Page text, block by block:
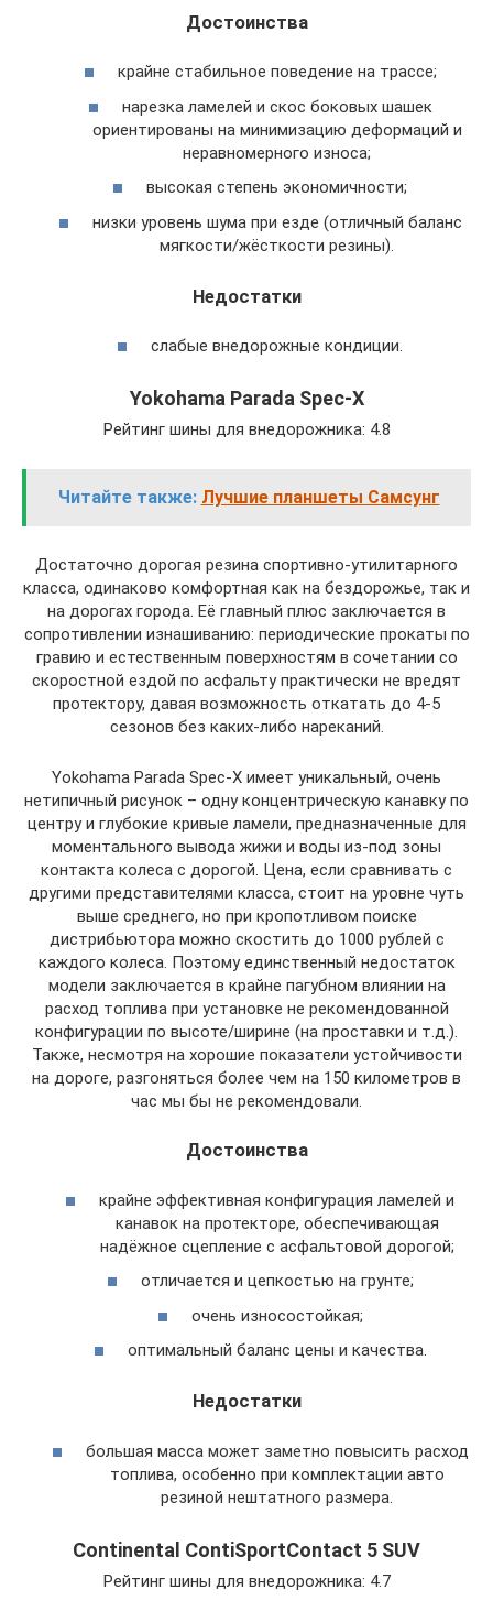
Достоинства
крайне стабильное поведение на трассе;
нарезка ламелей и скос боковых шашек
ориентированы на минимизацию деформаций и
неравномерного износа;
высокая степень экономичности;
низки уровень шума при езде (отличный баланс
мягкости/жёсткости резины).
Недостатки
слабые внедорожные кондиции.
Yokohama Parada Spec-X
Рейтинг шины для внедорожника: 4.8
Читайте также: Лучшие планшеты Самсунг
Достаточно дорогая резина спортивно-утилитарного
класса, одинаково комфортная как на бездорожье, так и
на дорогах города. Её главный плюс заключается в
сопротивлении изнашиванию: периодические прокаты по
гравию и естественным поверхностям в сочетании со
скоростной ездой по асфальту практически не вредят
протектору, давая возможность откатать до 4-5
сезонов без каких-либо нареканий.
Yokohama Parada Spec-X имеет уникальный, очень
нетипичный рисунок – одну концентрическую канавку по
центру и глубокие кривые ламели, предназначенные для
моментального вывода жижи и воды из-под зоны
контакта колеса с дорогой. Цена, если сравнивать с
другими представителями класса, стоит на уровне чуть
выше среднего, но при кропотливом поиске
дистрибьютора можно скостить до 1000 рублей с
каждого колеса. Поэтому единственный недостаток
модели заключается в крайне пагубном влиянии на
расход топлива при установке не рекомендованной
конфигурации по высоте/ширине (на проставки и т.д.).
Также, несмотря на хорошие показатели устойчивости
на дороге, разгоняться более чем на 150 километров в
час мы бы не рекомендовали.
Достоинства
крайне эффективная конфигурация ламелей и
канавок на протекторе, обеспечивающая
надёжное сцепление с асфальтовой дорогой;
отличается и цепкостью на грунте;
очень износостойкая;
оптимальный баланс цены и качества.
Недостатки
большая масса может заметно повысить расход
топлива, особенно при комплектации авто
резиной нештатного размера.
Continental ContiSportContact 5 SUV
Рейтинг шины для внедорожника: 4.7